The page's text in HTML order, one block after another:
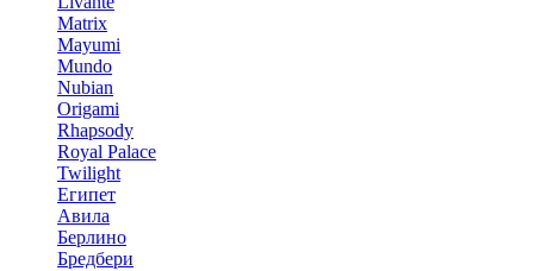
Matrix
Mayumi
Mundo
Nubian
Origami
Rhapsody
Royal Palace
Twilight
Египет
Авила
Берлино
Бредбери